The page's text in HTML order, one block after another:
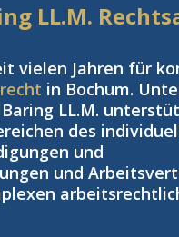
LL.M.
vielen Jahren für
in Bochum.
LL.M.
des
und
und